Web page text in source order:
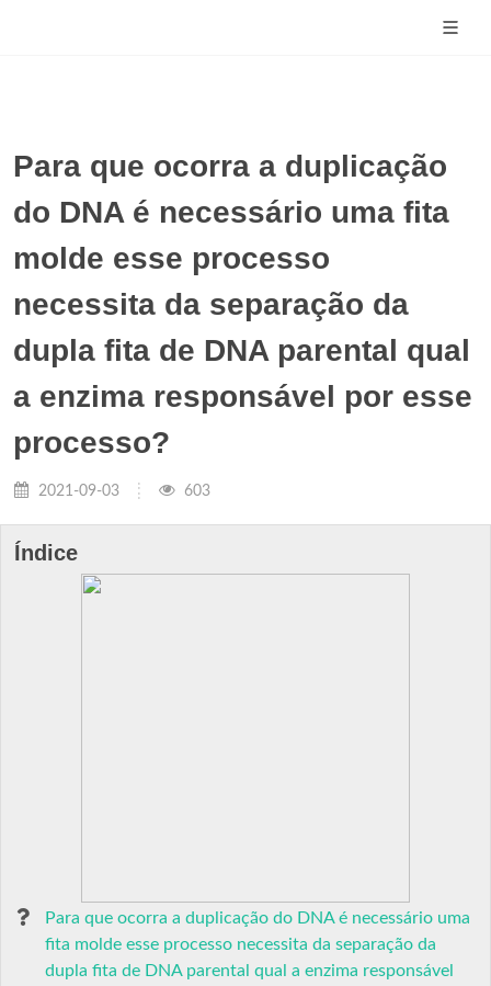
Para que ocorra a duplicação
do DNA é necessário uma fita
molde esse processo
necessita da separação da
dupla fita de DNA parental qual
a enzima responsável por esse
processo?
2021-09-03 603
Índice
Para que ocorra a duplicação do DNA é necessário uma
fita molde esse processo necessita da separação da
dupla fita de DNA parental qual a enzima responsável